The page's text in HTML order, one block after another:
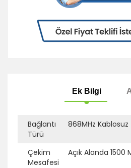
Bağlantı
Türü
868MHz Kablosuz
Çekim
Mesafesi
Açık Alanda 1500